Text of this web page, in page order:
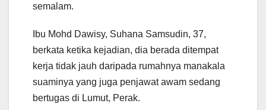
semalam.
Ibu Mohd Dawisy, Suhana Samsudin, 37,
berkata ketika kejadian, dia berada ditempat
kerja tidak jauh daripada rumahnya manakala
suaminya yang juga penjawat awam sedang
bertugas di Lumut, Perak.